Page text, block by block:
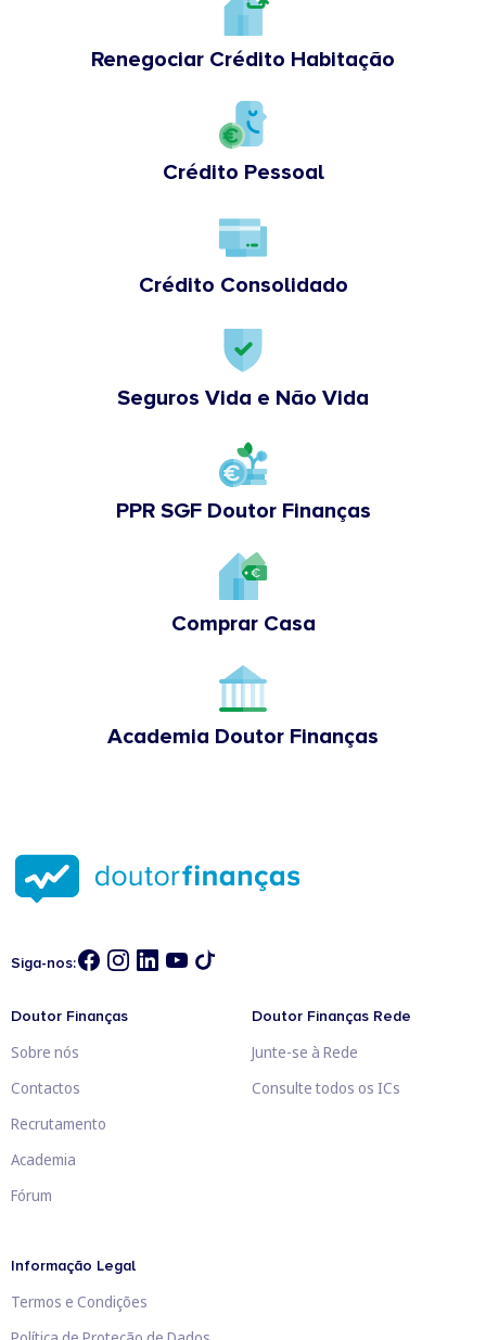
Renegociar Crédito Habitação
Crédito Pessoal
Crédito Consolidado
Seguros Vida e Não Vida
PPR SGF Doutor Finanças
Comprar Casa
Academia Doutor Finanças
Siga-nos:
Doutor Finanças
Sobre nós
Contactos
Recrutamento
Academia
Fórum
Doutor Finanças Rede
Junte-se à Rede
Consulte todos os ICs
Informação Legal
Termos e Condições